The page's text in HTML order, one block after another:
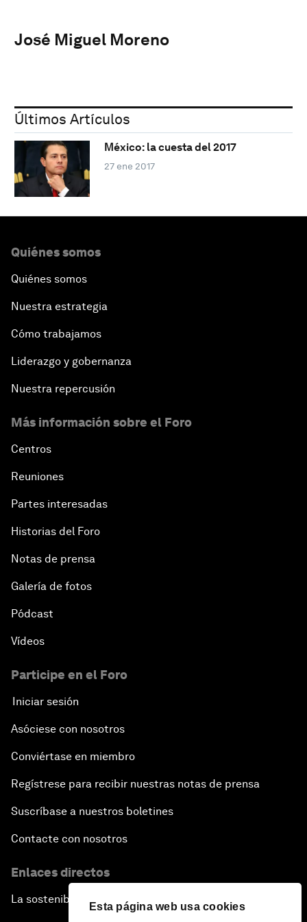
Esta página web usa cookies
José Miguel Moreno
Últimos Artículos
México: la cuesta del 2017
27 ene 2017
Quiénes somos
Quiénes somos
Nuestra estrategia
Cómo trabajamos
Liderazgo y gobernanza
Nuestra repercusión
Más información sobre el Foro
Centros
Reuniones
Partes interesadas
Historias del Foro
Notas de prensa
Galería de fotos
Pódcast
Vídeos
Participe en el Foro
Iniciar sesión
Asóciese con nosotros
Conviértase en miembro
Regístrese para recibir nuestras notas de prensa
Suscríbase a nuestros boletines
Contacte con nosotros
Enlaces directos
La sostenibilidad en el Foro